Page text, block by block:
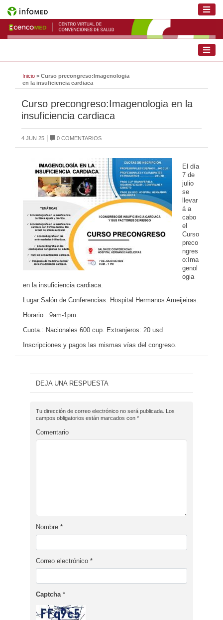
Inicio > Curso precongreso:Imagenologia
en la insuficiencia cardiaca
Curso precongreso:Imagenologia en la
insuficiencia cardiaca
4 JUN 25 0 COMENTARIOS
El día
7 de
julio
se
llevar
á a
cabo
el
Curso
preco
ngres
o:Ima
genol
ogia
en la insuficiencia cardiaca.
Lugar:Salón de Conferencias. Hospital Hermanos Ameijeiras.
Horario : 9am-1pm.
Cuota.: Nacionales 600 cup. Extranjeros: 20 usd
Inscripciones y pagos las mismas vías del congreso.
DEJA UNA RESPUESTA
Tu dirección de correo electrónico no será publicada. Los
campos obligatorios están marcados con *
Comentario
Nombre *
Correo electrónico *
Captcha *